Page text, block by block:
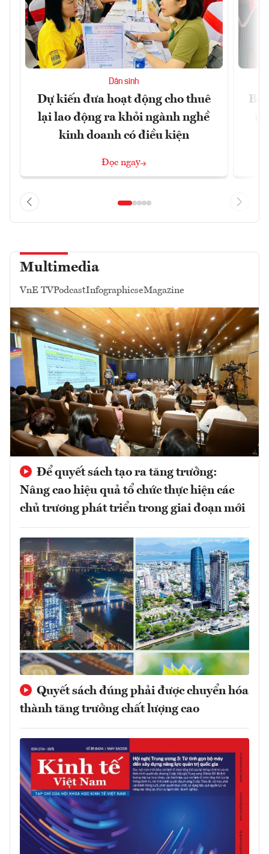
Dân sinh
Dự kiến đưa hoạt động cho thuê
lại lao động ra khỏi ngành nghề
kinh doanh có điều kiện
Đọc ngay
Bộ
Multimedia
VnE TVPodcastInfographicseMagazine
Để quyết sách tạo ra tăng trưởng:
Nâng cao hiệu quả tổ chức thực hiện các
chủ trương phát triển trong giai đoạn mới
Quyết sách đúng phải được chuyển hóa
thành tăng trưởng chất lượng cao